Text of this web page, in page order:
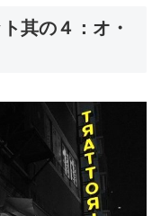
其の４：オ・